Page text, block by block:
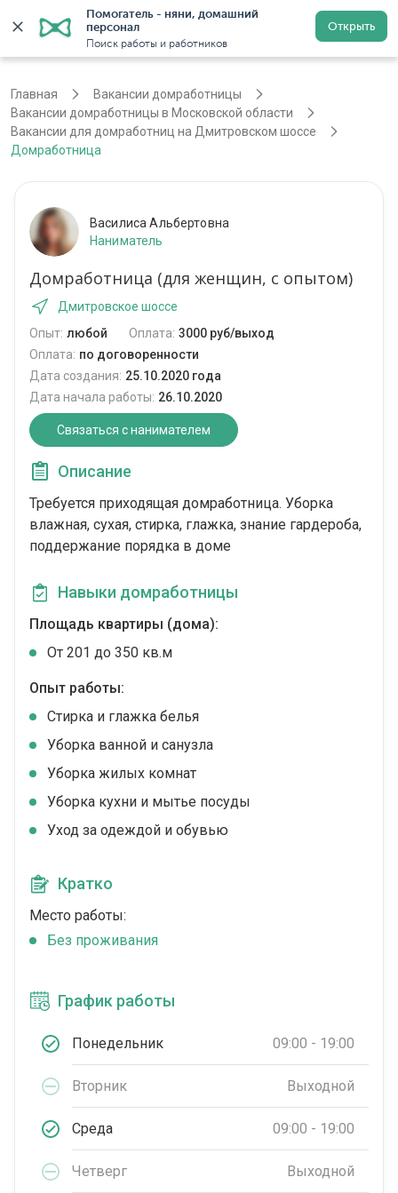
Помогатель - няни, домашний
персонал
Поиск работы и работников
Открыть
Регистрация
Главная
Вакансии домработницы
Вакансии домработницы в Московской области
Вакансии для домработниц на Дмитровском шоссе
Домработница
Василиса Альбертовна
Наниматель
Домработница (для женщин, с опытом)
Дмитровское шоссе
Опыт: любой Оплата: 3000 руб/выход
Оплата: по договоренности
Дата создания: 25.10.2020 года
Дата начала работы: 26.10.2020
Связаться с нанимателем
Описание
Требуется приходящая домработница. Уборка
влажная, сухая, стирка, глажка, знание гардероба,
поддержание порядка в доме
Навыки домработницы
Площадь квартиры (дома):
От 201 до 350 кв.м
Опыт работы:
Стирка и глажка белья
Уборка ванной и санузла
Уборка жилых комнат
Уборка кухни и мытье посуды
Уход за одеждой и обувью
Кратко
Место работы:
Без проживания
График работы
Понедельник 09:00 - 19:00
Вторник Выходной
Среда 09:00 - 19:00
Четверг Выходной